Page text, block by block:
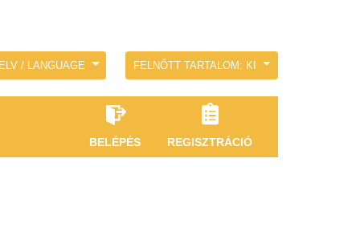
/ LANGUAGE FELNŐTT TARTALOM: KI
BELÉPÉS REGISZTRÁCIÓ